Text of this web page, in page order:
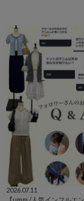
2026.07.11